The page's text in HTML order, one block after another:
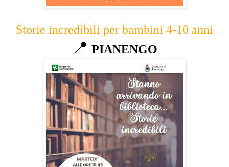
Storie incredibili per bambini 4-10 anni
📍 PIANENGO